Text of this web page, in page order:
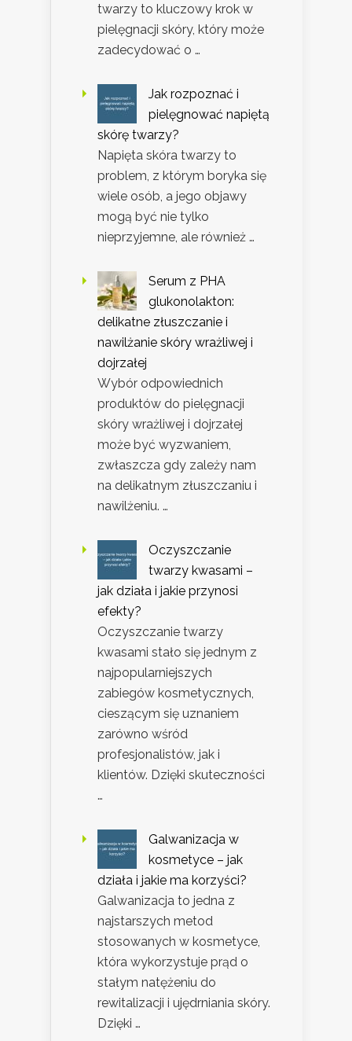
twarzy to kluczowy krok w
pielęgnacji skóry, który może
zadecydować o …
Jak rozpoznać i
pielęgnować napiętą
skórę twarzy?
Napięta skóra twarzy to
problem, z którym boryka się
wiele osób, a jego objawy
mogą być nie tylko
nieprzyjemne, ale również …
Serum z PHA
glukonolakton:
delikatne złuszczanie i
nawilżanie skóry wrażliwej i
dojrzałej
Wybór odpowiednich
produktów do pielęgnacji
skóry wrażliwej i dojrzałej
może być wyzwaniem,
zwłaszcza gdy zależy nam
na delikatnym złuszczaniu i
nawilżeniu. …
Oczyszczanie
twarzy kwasami –
jak działa i jakie przynosi
efekty?
Oczyszczanie twarzy
kwasami stało się jednym z
najpopularniejszych
zabiegów kosmetycznych,
cieszącym się uznaniem
zarówno wśród
profesjonalistów, jak i
klientów. Dzięki skuteczności
…
Galwanizacja w
kosmetyce – jak
działa i jakie ma korzyści?
Galwanizacja to jedna z
najstarszych metod
stosowanych w kosmetyce,
która wykorzystuje prąd o
stałym natężeniu do
rewitalizacji i ujędrniania skóry.
Dzięki …